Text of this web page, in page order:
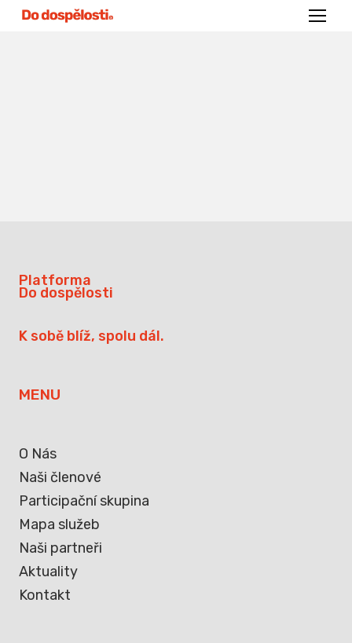
Menu
Platforma
Do dospělosti
K sobě blíž, spolu dál.
MENU
O Nás
Naši členové
Participační skupina
Mapa služeb
Naši partneři
Aktuality
Kontakt